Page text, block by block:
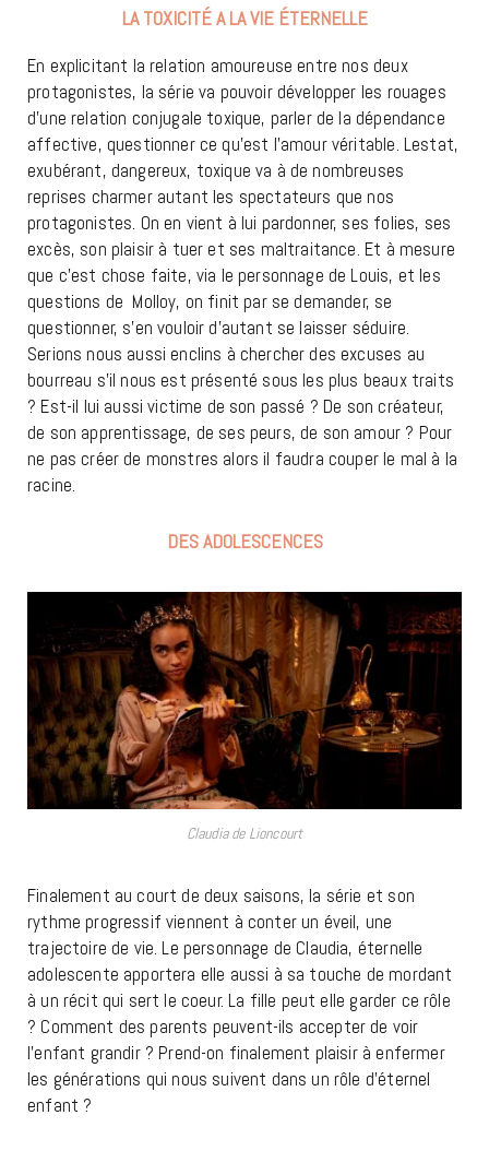
LA TOXICITÉ A LA VIE ÉTERNELLE
En explicitant la relation amoureuse entre nos deux
protagonistes, la série va pouvoir développer les rouages
d’une relation conjugale toxique, parler de la dépendance
affective, questionner ce qu’est l’amour véritable. Lestat,
exubérant, dangereux, toxique va à de nombreuses
reprises charmer autant les spectateurs que nos
protagonistes. On en vient à lui pardonner, ses folies, ses
excès, son plaisir à tuer et ses maltraitance. Et à mesure
que c’est chose faite, via le personnage de Louis, et les
questions de Molloy, on finit par se demander, se
questionner, s’en vouloir d’autant se laisser séduire.
Serions nous aussi enclins à chercher des excuses au
bourreau s’il nous est présenté sous les plus beaux traits
? Est-il lui aussi victime de son passé ? De son créateur,
de son apprentissage, de ses peurs, de son amour ? Pour
ne pas créer de monstres alors il faudra couper le mal à la
racine.
DES ADOLESCENCES
Claudia de Lioncourt
Finalement au court de deux saisons, la série et son
rythme progressif viennent à conter un éveil, une
trajectoire de vie. Le personnage de Claudia, éternelle
adolescente apportera elle aussi à sa touche de mordant
à un récit qui sert le coeur. La fille peut elle garder ce rôle
? Comment des parents peuvent-ils accepter de voir
l’enfant grandir ? Prend-on finalement plaisir à enfermer
les générations qui nous suivent dans un rôle d’éternel
enfant ?